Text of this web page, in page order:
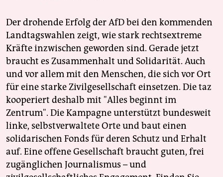
Der drohende Erfolg der AfD bei den kommenden
Landtagswahlen zeigt, wie stark rechtsextreme
Kräfte inzwischen geworden sind. Gerade jetzt
braucht es Zusammenhalt und Solidarität. Auch
und vor allem mit den Menschen, die sich vor Ort
für eine starke Zivilgesellschaft einsetzen. Die taz
kooperiert deshalb mit "Alles beginnt im
Zentrum". Die Kampagne unterstützt bundesweit
linke, selbstverwaltete Orte und baut einen
solidarischen Fonds für deren Schutz und Erhalt
auf. Eine offene Gesellschaft braucht guten, frei
zugänglichen Journalismus – und